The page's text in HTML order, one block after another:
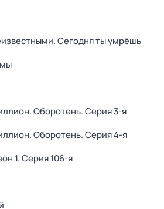
Сегодня ты умрёшь
Оборотень. Серия 3-я
Оборотень. Серия 4-я
1. Серия 106-я